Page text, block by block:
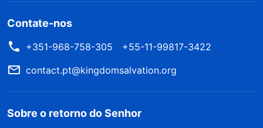
Contate-nos
+351-968-758-305
+55-11-99817-3422
contact.pt@kingdomsalvation.org
Sobre o retorno do Senhor